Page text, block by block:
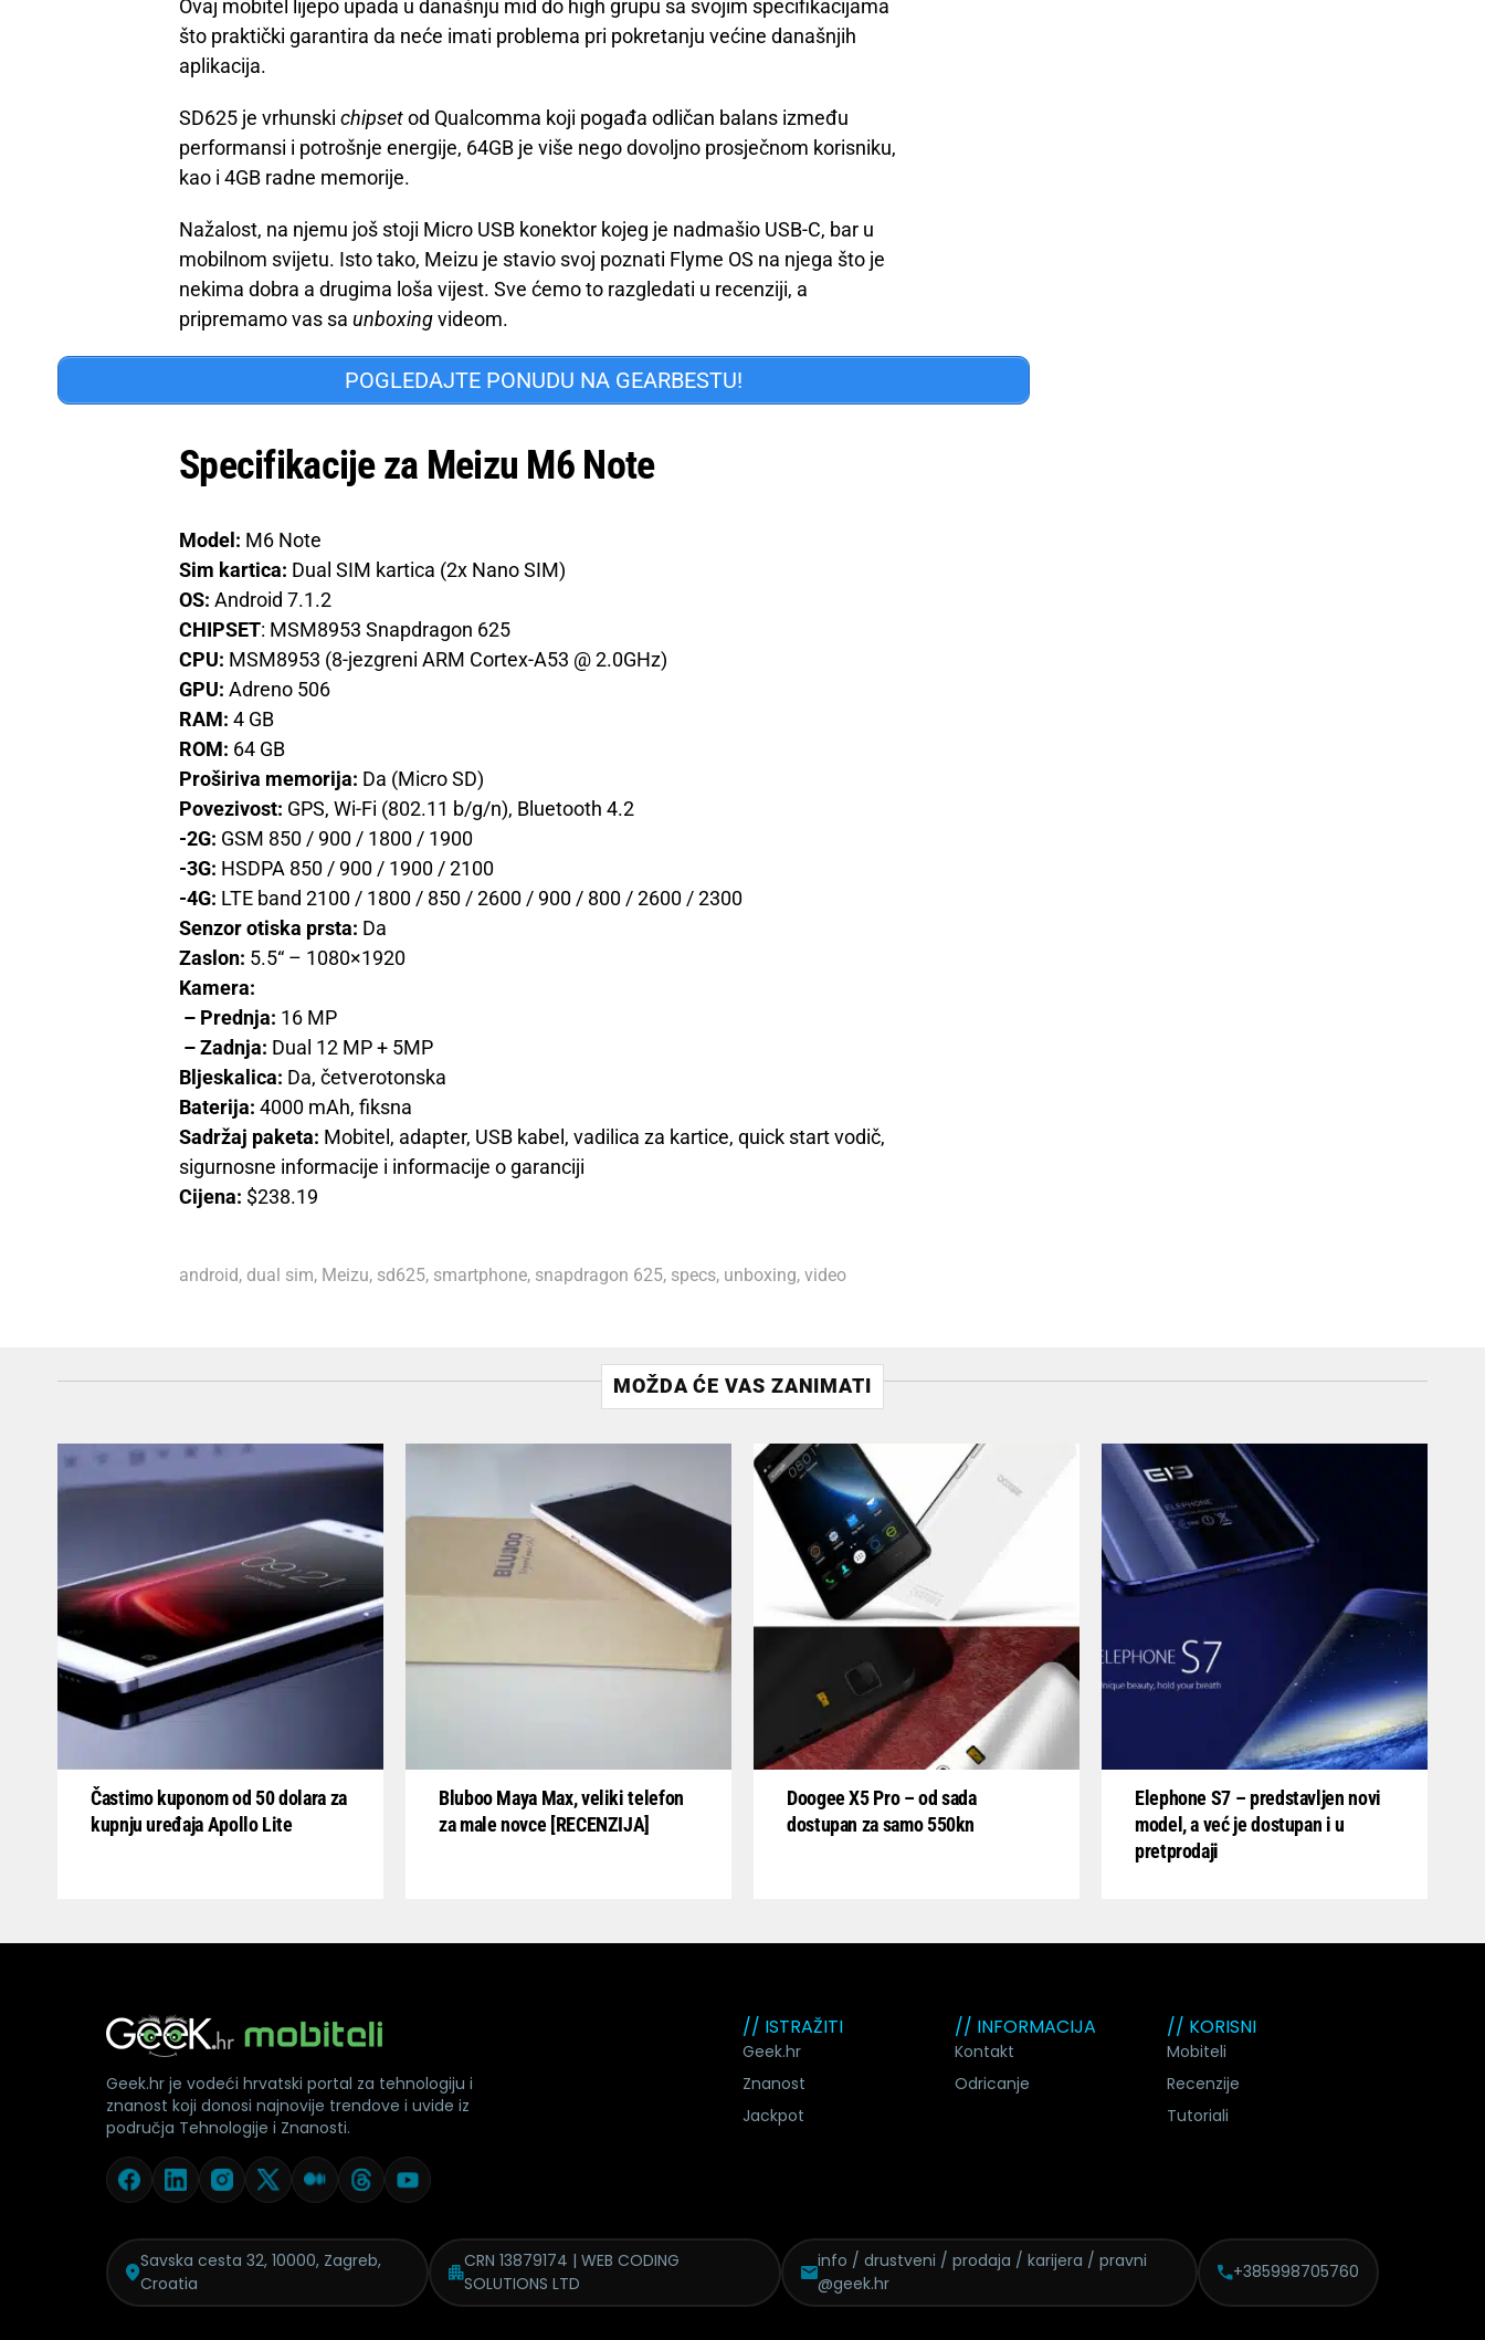
Ovaj mobitel lijepo upada u današnju mid do high grupu sa svojim specifikacijama
što praktički garantira da neće imati problema pri pokretanju većine današnjih
aplikacija.
SD625 je vrhunski chipsetod Qualcomma koji pogađa odličan balans između
performansi i potrošnje energije, 64GB je više nego dovoljno prosječnom korisniku,
kao i 4GB radne memorije.
Nažalost, na njemu još stoji Micro USB konektor kojeg je nadmašio USB-C, bar u
mobilnom svijetu. Isto tako, Meizu je stavio svoj poznati Flyme OS na njega što je
nekima dobra a drugima loša vijest. Sve ćemo to razgledati u recenziji, a
pripremamo vas sa unboxingvideom.
POGLEDAJTE PONUDU NA GEARBESTU!
Specifikacije za Meizu M6 Note
Model: M6 Note
Sim kartica: Dual SIM kartica (2x Nano SIM)
OS: Android 7.1.2
CHIPSET: MSM8953 Snapdragon 625
CPU: MSM8953 (8-jezgreni ARM Cortex-A53 @ 2.0GHz)
GPU: Adreno 506
RAM: 4 GB
ROM: 64 GB
Proširiva memorija: Da (Micro SD)
Povezivost: GPS, Wi-Fi (802.11 b/g/n), Bluetooth 4.2
-2G: GSM 850 / 900 / 1800 / 1900
-3G: HSDPA 850 / 900 / 1900 / 2100
-4G: LTE band 2100 / 1800 / 850 / 2600 / 900 / 800 / 2600 / 2300
Senzor otiska prsta: Da
Zaslon: 5.5“ – 1080×1920
Kamera:
– Prednja: 16 MP
– Zadnja: Dual 12 MP + 5MP
Bljeskalica: Da, četverotonska
Baterija: 4000 mAh, fiksna
Sadržaj paketa: Mobitel, adapter, USB kabel, vadilica za kartice, quick start vodič,
sigurnosne informacije i informacije o garanciji
Cijena: $238.19
android, dual sim, Meizu, sd625, smartphone, snapdragon 625, specs, unboxing, video
MOŽDA ĆE VAS ZANIMATI
Častimo kuponom od 50 dolara za
kupnju uređaja Apollo Lite
Bluboo Maya Max, veliki telefon
za male novce [RECENZIJA]
Doogee X5 Pro – od sada
dostupan za samo 550kn
Elephone S7 – predstavljen novi
model, a već je dostupan i u
pretprodaji
// ISTRAŽITI
Geek.hr
Znanost
Jackpot
// INFORMACIJA
Kontakt
Odricanje
// KORISNI
Mobiteli
Recenzije
Tutoriali
Geek.hr je vodeći hrvatski portal za tehnologiju i
znanost koji donosi najnovije trendove i uvide iz
područja Tehnologije i Znanosti.
Savska cesta 32, 10000, Zagreb,
Croatia
CRN 13879174 | WEB CODING
SOLUTIONS LTD
info / drustveni / prodaja /karijera / pravni
@geek.hr
+385998705760